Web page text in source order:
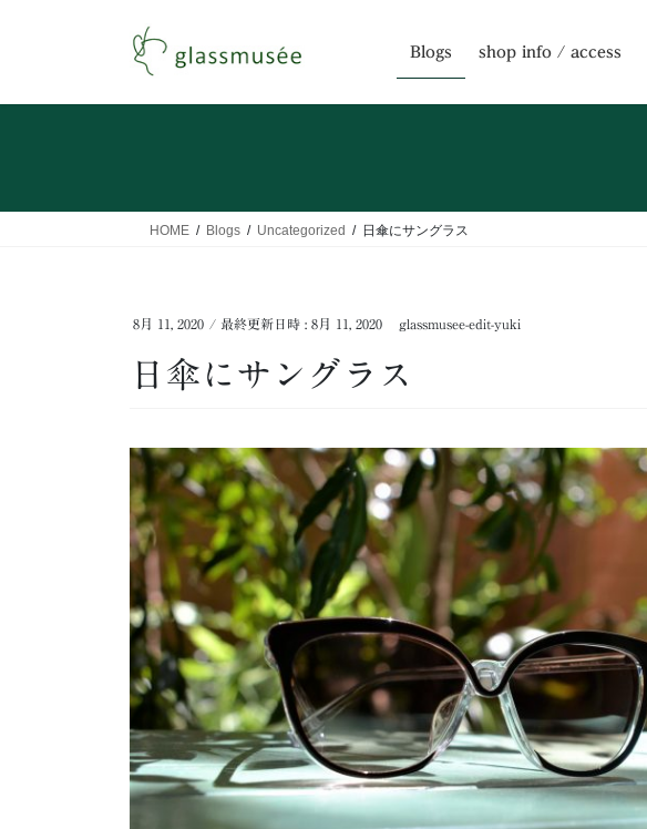
Blogs shop info / access
HOME Blogs Uncategorized 日傘にサングラス
8月 11, 2020 / 最終更新日時 : 8月 11, 2020 glassmusee-edit-yuki
日傘にサングラス